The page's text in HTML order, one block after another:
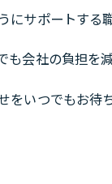
にサポートする
も会社の負担
をいつでもお待